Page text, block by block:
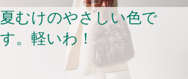
夏むけのやさしい色で
す。軽いわ！